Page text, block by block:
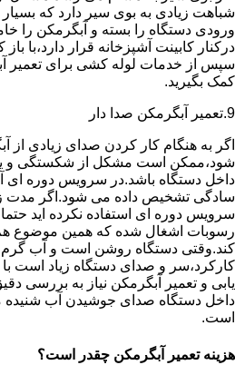
شباهت زیادی به بوی سیر دارد که
ورودی دستگاه را بسته و آبگرمکن را
درکنار کابینت آشپزخانه قرار دارد،با باز
سپس از خدمات لوله کشی برای تعمیر
کمک بگیرید.
9.تعمیر آبگرمکن صدا دار
اگر به هنگام کار کردن صدای زیادی از
شود،ممکن است مشکل از شکستگی و
داخل دستگاه باشد.در سرویس دوره ای
سادگی تشخیص داده می شود.اگر مدت
سرویس دوره ای استفاده نکرده اید
رسوبات اشغال شده که همین موضوع
کند.وقتی دستگاه روشن است و آب گرم
کارکرد،سر و صدای دستگاه زیاد است
یابی و تعمیر آبگرمکن نیاز به بررسی
داخل دستگاه صدای جوشیدن آب
است.
هزینه تعمیر آبگرمکن چقدر است؟